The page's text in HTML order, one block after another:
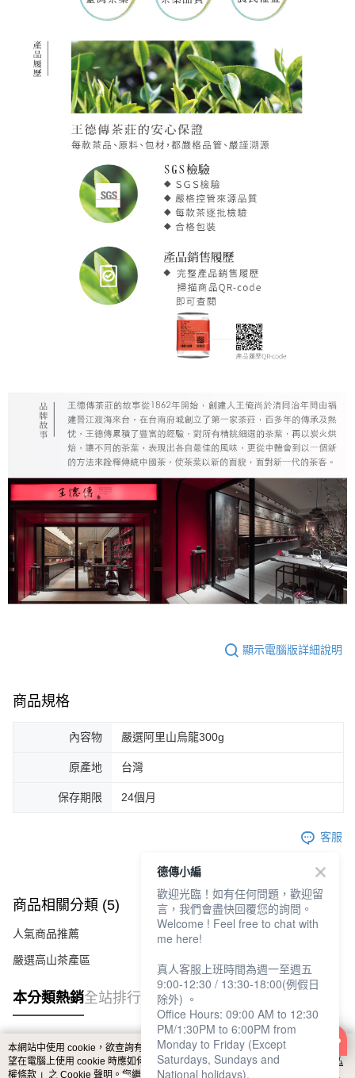
顯示電腦版詳細說明
商品規格
內容物 嚴選阿里山烏龍300g
原產地 台灣
保存期限 24個月
客服
商品相關分類 (5) 查看全部
人氣商品推薦
嚴選高山茶產區
本分類熱銷全站排行
熱門標籤
本網站中使用 cookie，欲查詢有關本網站使用 cookie 方式之詳情，及若您不希
望在電腦上使用 cookie 時應如何變更電腦的 cookie 設定，請參閱本網站「
隱私
權條款 」之 Cookie 聲明。您繼續使用本網站即表示您同意本公司得按本網站使
德傳小編
歡迎光臨！如有任何問題，歡迎留
言，我們會盡快回覆您的詢問。
Welcome ! Feel free to chat with
me here!
真人客服上班時間為週一至週五
9:00-12:30 / 13:30-18:00(例假日
除外) 。
Office Hours: 09:00 AM to 12:30
PM/1:30PM to 6:00PM from
Monday to Friday (Except
Saturdays, Sundays and
National holidays).